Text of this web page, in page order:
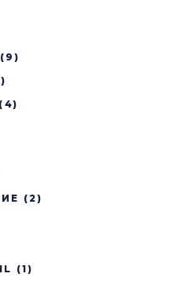
(9)
(4)
(2)
(1)